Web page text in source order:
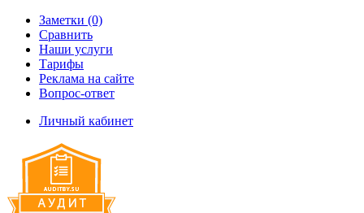
Заметки (0)
Сравнить
Наши услуги
Тарифы
Реклама на сайте
Вопрос-ответ
Личный кабинет